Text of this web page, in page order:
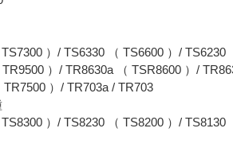
）/ TS6330 （ TS6600 ）/ TS6230
）/ TR8630a （ TSR8600 ）/
）/ TR703a / TR703
）/ TS8230 （ TS8200 ）/ TS8130